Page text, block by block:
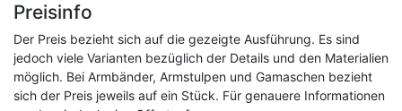
Preisinfo
Der Preis bezieht sich auf die gezeigte Ausführung. Es sind
jedoch viele Varianten bezüglich der Details und den Materialien
möglich. Bei Armbänder, Armstulpen und Gamaschen bezieht
sich der Preis jeweils auf ein Stück. Für genauere Informationen